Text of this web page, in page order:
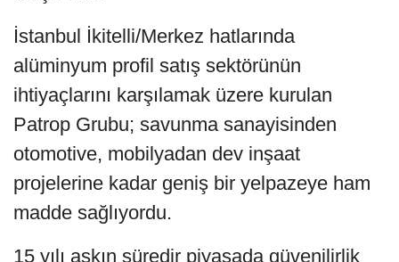
İstanbul İkitelli/Merkez hatlarında
alüminyum profil satış sektörünün
ihtiyaçlarını karşılamak üzere kurulan
Patrop Grubu; savunma sanayisinden
otomotive, mobilyadan dev inşaat
projelerine kadar geniş bir yelpazeye ham
madde sağlıyordu.
15 yılı aşkın süredir piyasada güvenilirlik